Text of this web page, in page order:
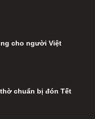
cho người Việt
chuẩn bị đón Tết